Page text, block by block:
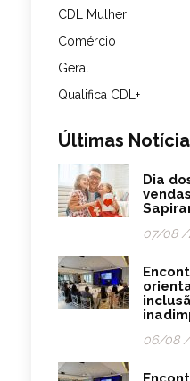
CDL Mulher
Comércio
Geral
Qualifica CDL+
Últimas
Dia
07/08 /
06/08 /